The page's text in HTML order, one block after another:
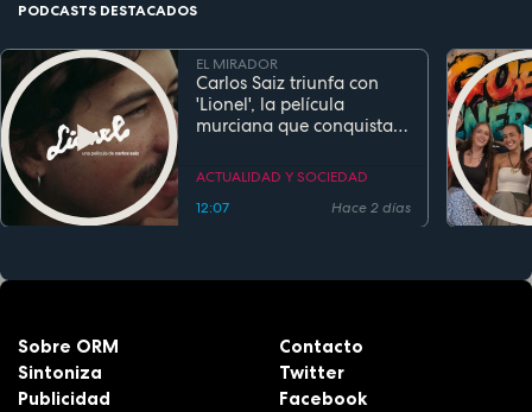
PODCASTS DESTACADOS
EL MIRADOR
Carlos Saiz triunfa con
'Lionel', la película
murciana que conquista
estreno
ACTUALIDAD Y SOCIEDAD
12:07
Hace 2 días
Sobre ORM
Sintoniza
Publicidad
Contacto
Twitter
Facebook